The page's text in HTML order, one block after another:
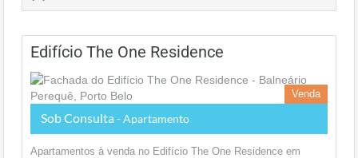
Edifício The One Residence
Venda
Sob Consulta - Apartamento
Apartamentos à venda no Edifício The One Residence em